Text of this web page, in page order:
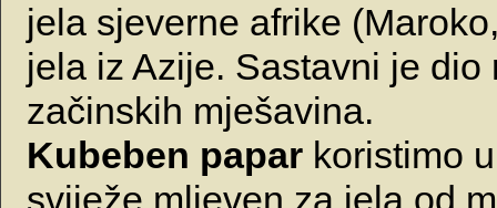
jela sjeverne afrike
jela iz Azije. Sastavni je dio
začinskih mješavina.
Kubeben papar koristimo
sviježe mljeven za jela od